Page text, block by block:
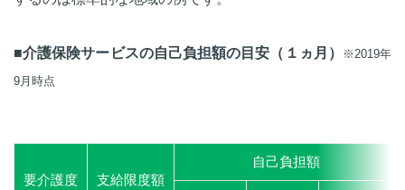
■介護保険サービスの自己負担額の目安（１ヵ月）
※2019年
9月時点
要介護度 支給限度額
自己負担額